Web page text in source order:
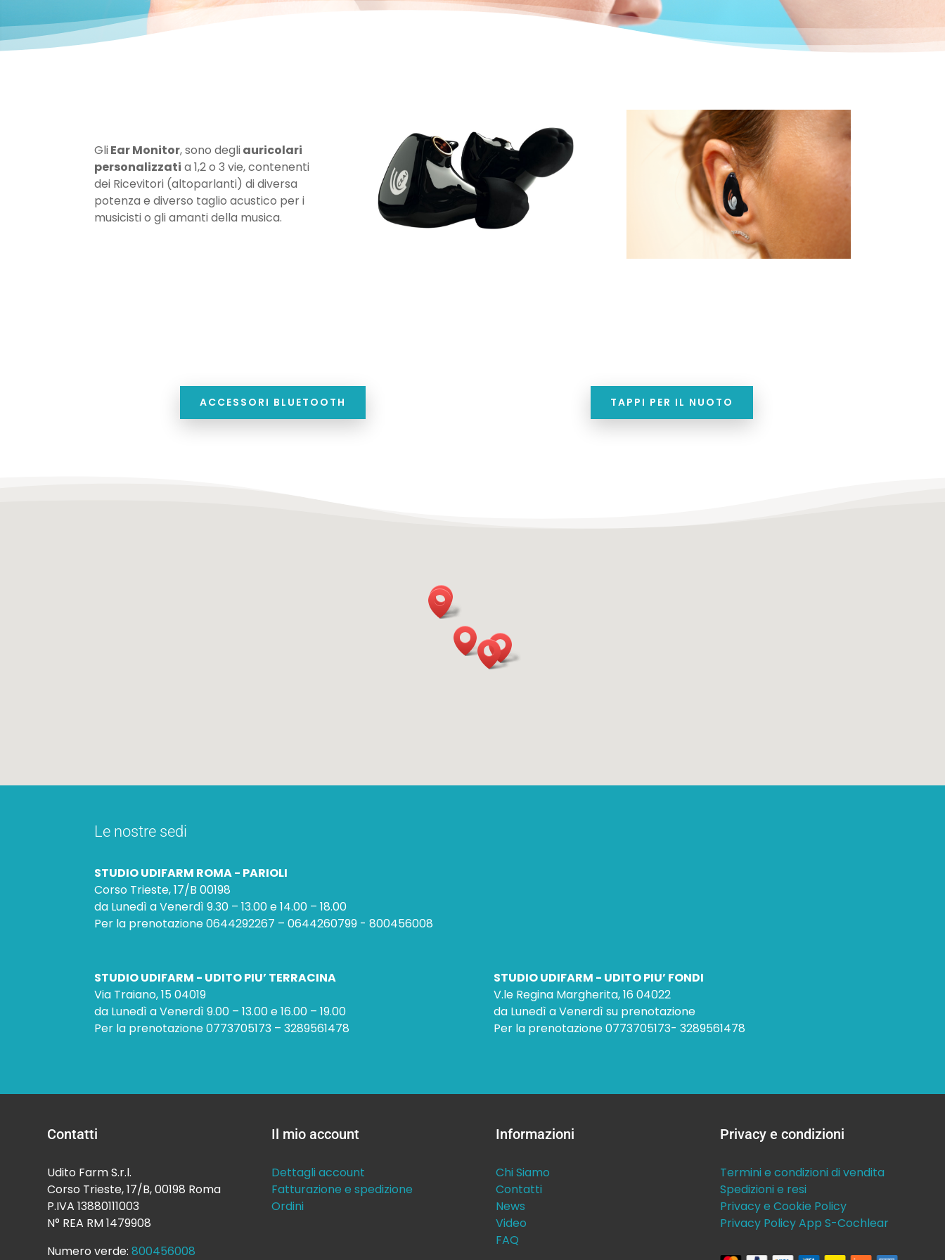
GliEar Monitor, sono degliauricolari
personalizzati a 1,2 o 3 vie, contenenti
dei Ricevitori (altoparlanti) di diversa
potenza e diverso taglio acustico per i
musicisti o gli amanti della musica.
ACCESSORI BLUETOOTH TAPPI PER IL NUOTO
Le nostre sedi
STUDIO UDIFARM ROMA - PARIOLI
Corso Trieste, 17/B 00198
da Lunedì a Venerdì 9.30 – 13.00 e 14.00 – 18.00
Per la prenotazione 0644292267 – 0644260799 - 800456008
STUDIO UDIFARM - UDITO PIU’ TERRACINA
Via Traiano, 15 04019
da Lunedì a Venerdì 9.00 – 13.00 e 16.00 – 19.00
Per la prenotazione 0773705173 – 3289561478
STUDIO UDIFARM - UDITO PIU’ FONDI
V.le Regina Margherita, 16 04022
da Lunedì a Venerdì su prenotazione
Per la prenotazione 0773705173- 3289561478
Contatti
Udito Farm S.r.l.
Corso Trieste, 17/B, 00198 Roma
P.IVA 13880111003
N° REA RM 1479908
Numero verde:800456008
Il mio account
Dettagli account
Fatturazione e spedizione
Ordini
Informazioni
Chi Siamo
Contatti
News
Video
FAQ
Privacy e condizioni
Termini e condizioni di vendita
Spedizioni e resi
Privacy e Cookie Policy
Privacy Policy App S-Cochlear